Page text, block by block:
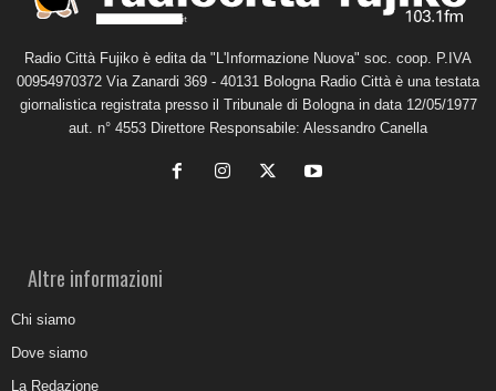
Radio Città Fujiko è edita da "L'Informazione Nuova" soc. coop. P.IVA
00954970372 Via Zanardi 369 - 40131 Bologna Radio Città è una testata
giornalistica registrata presso il Tribunale di Bologna in data 12/05/1977
aut. n° 4553 Direttore Responsabile: Alessandro Canella
Altre informazioni
Chi siamo
Dove siamo
La Redazione